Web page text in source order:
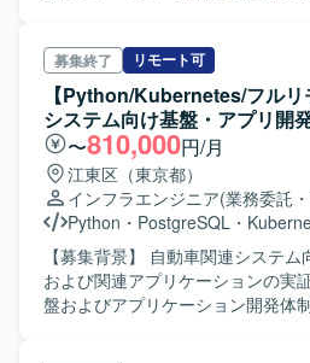
えられるポジションです。 【開発環境】 インフラはAWS、
Terraformを使用します。バージ
ミュニケーションはSlack、デザイ
ト管理はNotionを使用します。バ
トエンドはReact、データベースは
PostgreSQLを使用します。LLMと
どを活用します。
ジャイルで進行する想定です。 【求める人物像】 Azure環
境におけるサービス連携の設計・
る方を求めています。 【ポジションの魅力】 Azureの各種
マネージドサービスを活用したサ
できます。 【開発環境】 Azure、Kubernetes Service、
Container Registory、Service Bus
EntraID、Blob Storageを使用しま
募集終了 リモート可
【Python/Kubernetes/フル
システム向け基盤・アプリ開
〜810,000円/月
江東区（東京都）
インフラエンジニア(業務委託
Python ・ PostgreSQL ・
【募集背景】 自動車関連システ
および関連アプリケーションの実
盤およびアプリケーション開発体